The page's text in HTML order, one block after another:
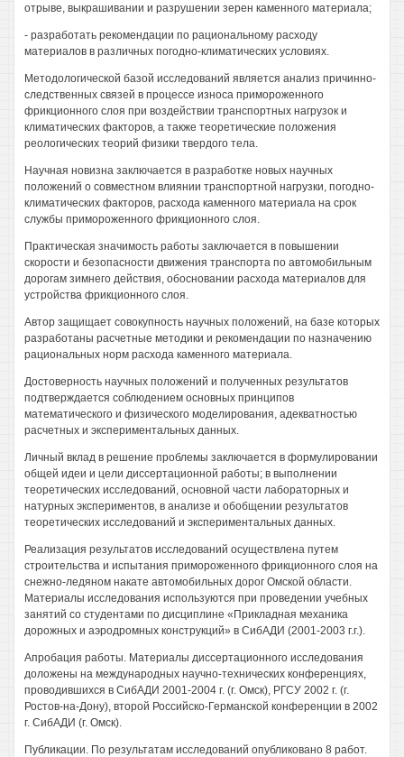
отрыве, выкрашивании и разрушении зерен каменного материала;
- разработать рекомендации по рациональному расходу
материалов в различных погодно-климатических условиях.
Методологической базой исследований является анализ причинно-
следственных связей в процессе износа примороженного
фрикционного слоя при воздействии транспортных нагрузок и
климатических факторов, а также теоретические положения
реологических теорий физики твердого тела.
Научная новизна заключается в разработке новых научных
положений о совместном влиянии транспортной нагрузки, погодно-
климатических факторов, расхода каменного материала на срок
службы примороженного фрикционного слоя.
Практическая значимость работы заключается в повышении
скорости и безопасности движения транспорта по автомобильным
дорогам зимнего действия, обосновании расхода материалов для
устройства фрикционного слоя.
Автор защищает совокупность научных положений, на базе которых
разработаны расчетные методики и рекомендации по назначению
рациональных норм расхода каменного материала.
Достоверность научных положений и полученных результатов
подтверждается соблюдением основных принципов
математического и физического моделирования, адекватностью
расчетных и экспериментальных данных.
Личный вклад в решение проблемы заключается в формулировании
общей идеи и цели диссертационной работы; в выполнении
теоретических исследований, основной части лабораторных и
натурных экспериментов, в анализе и обобщении результатов
теоретических исследований и экспериментальных данных.
Реализация результатов исследований осуществлена путем
строительства и испытания примороженного фрикционного слоя на
снежно-ледяном накате автомобильных дорог Омской области.
Материалы исследования используются при проведении учебных
занятий со студентами по дисциплине «Прикладная механика
дорожных и аэродромных конструкций» в СибАДИ (2001-2003 г.г.).
Апробация работы. Материалы диссертационного исследования
доложены на международных научно-технических конференциях,
проводившихся в СибАДИ 2001-2004 г. (г. Омск), РГСУ 2002 г. (г.
Ростов-на-Дону), второй Российско-Германской конференции в 2002
г. СибАДИ (г. Омск).
Публикации. По результатам исследований опубликовано 8 работ.